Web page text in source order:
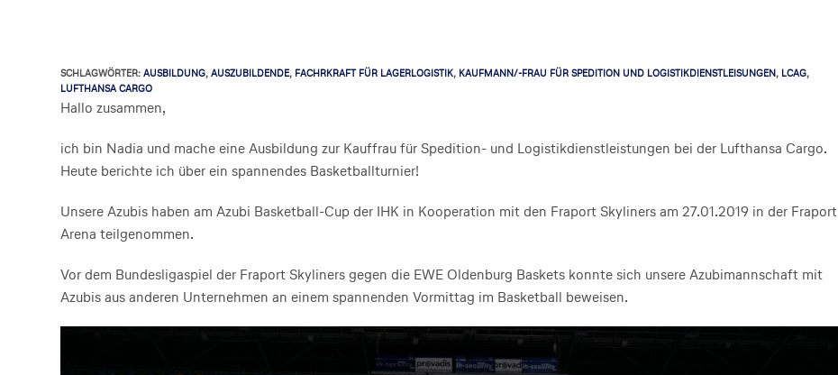
SCHLAGWÖRTER:AUSBILDUNG, AUSZUBILDENDE, FACHRKRAFT FÜR LAGERLOGISTIK, KAUFMANN/-FRAU FÜR SPEDITION UND LOGISTIKDIENSTLEISUNGEN, LCAG,
LUFTHANSA CARGO
Hallo zusammen,
ich bin Nadia und mache eine Ausbildung zur Kauffrau für Spedition- und Logistikdienstleistungen bei der Lufthansa Cargo.
Heute berichte ich über ein spannendes Basketballturnier!
Unsere Azubis haben am Azubi Basketball-Cup der IHK in Kooperation mit den Fraport Skyliners am 27.01.2019 in der Fraport
Arena teilgenommen.
Vor dem Bundesligaspiel der Fraport Skyliners gegen die EWE Oldenburg Baskets konnte sich unsere Azubimannschaft mit
Azubis aus anderen Unternehmen an einem spannenden Vormittag im Basketball beweisen.